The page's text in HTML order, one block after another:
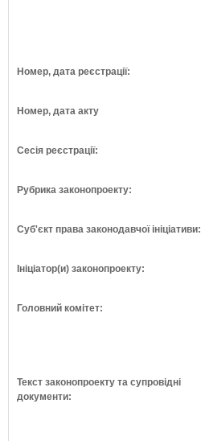
Номер, дата реєстрації:
Номер, дата акту
Сесія реєстрації:
Рубрика законопроекту:
Суб'єкт права законодавчої ініціативи:
Ініціатор(и) законопроекту:
Головний комітет:
Текст законопроекту та супровідні
документи: